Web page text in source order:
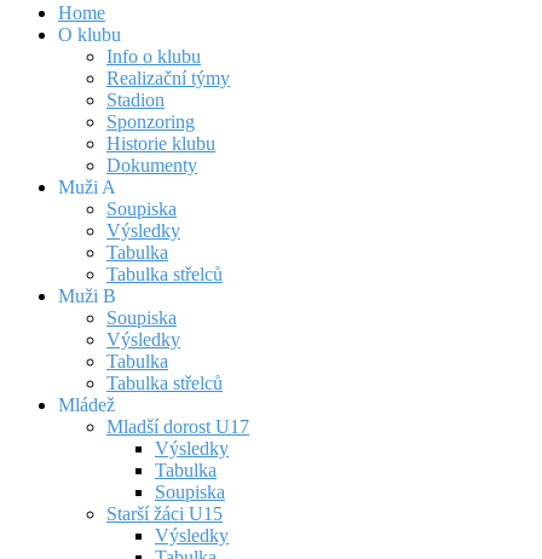
Home
O klubu
Info o klubu
Realizační týmy
Stadion
Sponzoring
Historie klubu
Dokumenty
Muži A
Soupiska
Výsledky
Tabulka
Tabulka střelců
Muži B
Soupiska
Výsledky
Tabulka
Tabulka střelců
Mládež
Mladší dorost U17
Výsledky
Tabulka
Soupiska
Starší žáci U15
Výsledky